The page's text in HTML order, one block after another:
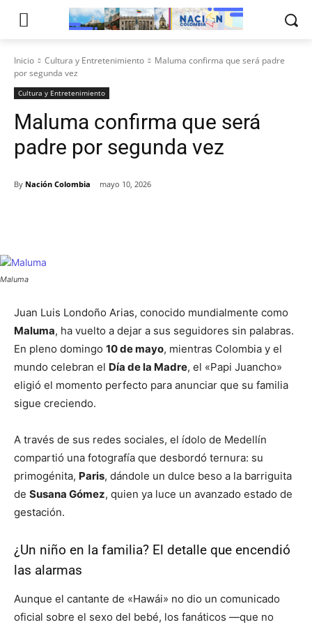
Inicio Cultura y Entretenimiento
Maluma confirma que será padre
por segunda vez
Cultura y Entretenimiento
Maluma confirma que será
padre por segunda vez
By Nación Colombia mayo 10, 2026
Maluma
Juan Luis Londoño Arias, conocido mundialmente como
Maluma, ha vuelto a dejar a sus seguidores sin palabras.
En pleno domingo 10 de mayo, mientras Colombia y el
mundo celebran el Día de la Madre, el «Papi Juancho»
eligió el momento perfecto para anunciar que su familia
sigue creciendo.
A través de sus redes sociales, el ídolo de Medellín
compartió una fotografía que desbordó ternura: su
primogénita, Paris, dándole un dulce beso a la barriguita
de Susana Gómez, quien ya luce un avanzado estado de
gestación.
¿Un niño en la familia? El detalle que encendió
las alarmas
Aunque el cantante de «Hawái» no dio un comunicado
oficial sobre el sexo del bebé, los fanáticos —que no